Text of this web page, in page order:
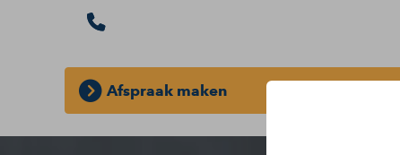
Afspraak maken